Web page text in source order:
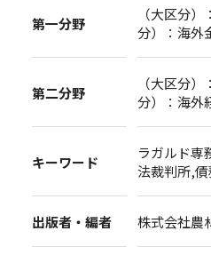
第一分野
（大区分
分）：海外
第二分野
（大区分
分）：海外
キーワード
ラガルド専
法裁判所,
出版者・編者 株式会社